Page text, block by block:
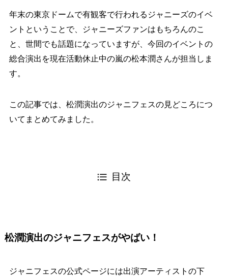
年末の東京ドームで有観客で行われるジャニーズのイベ
ントということで、ジャニーズファンはもちろんのこ
と、世間でも話題になっていますが、今回のイベントの
総合演出を現在活動休止中の嵐の松本潤さんが担当しま
す。
この記事では、松潤演出のジャニフェスの見どころにつ
いてまとめてみました。
目次
松潤演出のジャニフェスがやばい！
ジャニフェスの公式ページには出演アーティストの下